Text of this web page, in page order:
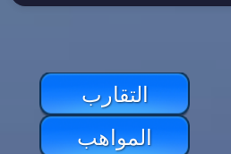
التقارب
المواهب